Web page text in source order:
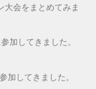
大会をまとめてみま
加してきました。
加してきました。